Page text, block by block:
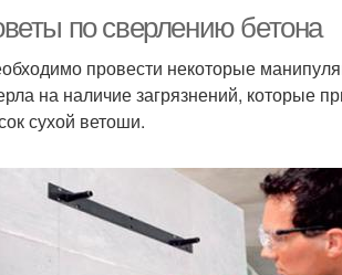
по сверлению бетона
провести некоторые
на наличие загрязнений, которые
сухой ветоши.